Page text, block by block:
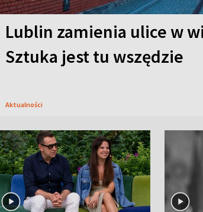
Lublin zamienia ulice w
Sztuka jest tu wszędzie
Aktualności